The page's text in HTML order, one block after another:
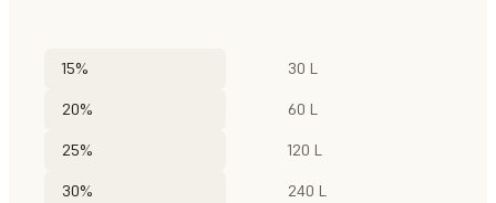
15% 30 L
20% 60 L
25% 120 L
30% 240 L